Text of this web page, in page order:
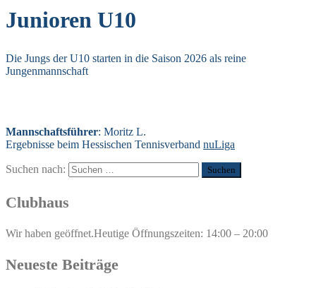
Junioren U10
Die Jungs der U10 starten in die Saison 2026 als reine
Jungenmannschaft
Mannschaftsführer: Moritz L.
Ergebnisse beim Hessischen Tennisverband nuLiga
Suchen nach:
Clubhaus
Wir haben geöffnet.Heutige Öffnungszeiten: 14:00 – 20:00
Neueste Beiträge